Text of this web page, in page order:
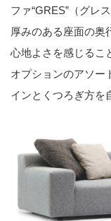
ファ“GRES”（グレス
厚みのある座面の奥
心地よさを感じるこ
オプションのアソー
インとくつろぎ方を